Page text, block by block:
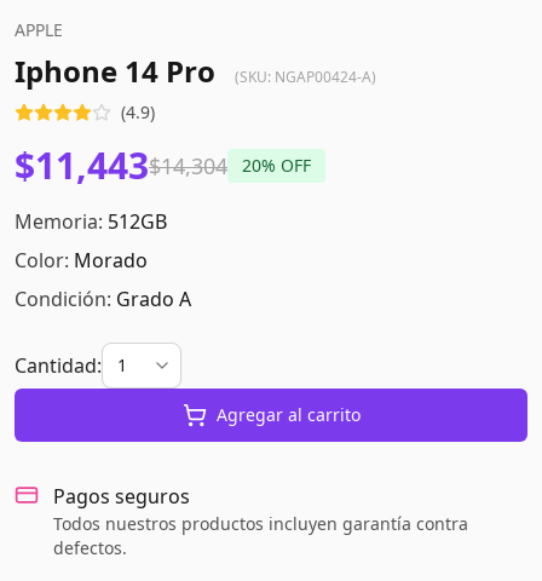
APPLE
Iphone 14 Pro (SKU: NGAP00424-A)
(4.9)
$11,443$14,304 20% OFF
Memoria: 512GB
Color: Morado
Condición: Grado A
Cantidad:
Agregar al carrito
Pagos seguros
Todos nuestros productos incluyen garantía contra
defectos.